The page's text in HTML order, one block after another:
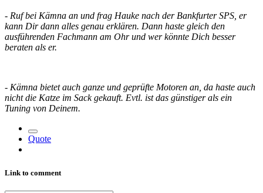
- Ruf bei Kämna an und frag Hauke nach der Bankfurter SPS, er
kann Dir dann alles genau erklären. Dann haste gleich den
ausführenden Fachmann am Ohr und wer könnte Dich besser
beraten als er.
- Kämna bietet auch ganze und geprüfte Motoren an, da haste auch
nicht die Katze im Sack gekauft. Evtl. ist das günstiger als ein
Tuning von Deinem.
Quote
Link to comment